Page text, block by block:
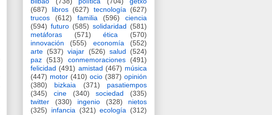
(687)
libros (627) tecnología
(627)
trucos
(612) familia (596)
ciencia
(594) futuro (585) solidaridad (581)
metáforas
(571) ética
(570)
innovación
(555) economía
(552)
arte (537) viajar (526) salud
(524)
paz
(513) conmemoraciones
(491)
felicidad (491) amistad (467) música
(447) motor (410) ocio (387) opinión
(380)
bizkaia (371)
pasatiempos
(345)
cine (340) sociedad
(335)
twitter
(330) ingenio (328)
nietos
(325)
infancia (321) ecología
(312)